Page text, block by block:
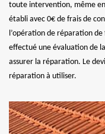
toute intervention, même
établi avec 0€ de frais de
l’opération de réparation
effectué une évaluation de
assurer la réparation. Le
réparation à utiliser.